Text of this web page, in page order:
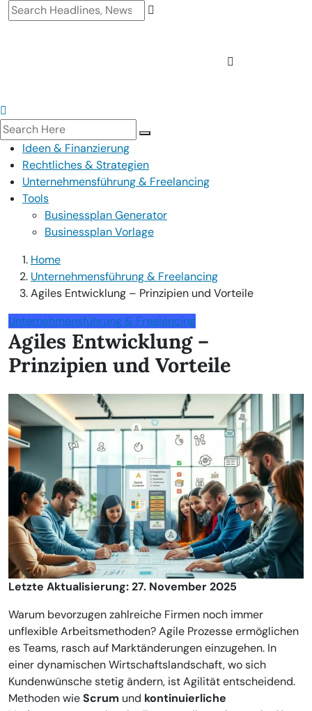
Ideen & Finanzierung
Rechtliches & Strategien
Unternehmensführung & Freelancing
Tools
Businessplan Generator
Businessplan Vorlage
Home
Unternehmensführung & Freelancing
Agiles Entwicklung – Prinzipien und Vorteile
Unternehmensführung & Freelancing
Agiles Entwicklung –
Prinzipien und Vorteile
Letzte Aktualisierung: 27. November 2025
Warum bevorzugen zahlreiche Firmen noch immer
unflexible Arbeitsmethoden? Agile Prozesse ermöglichen
es Teams, rasch auf Marktänderungen einzugehen. In
einer dynamischen Wirtschaftslandschaft, wo sich
Kundenwünsche stetig ändern, ist Agilität entscheidend.
Methoden wieScrum und kontinuierliche